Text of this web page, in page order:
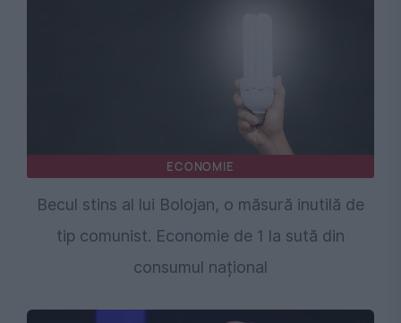
ECONOMIE
Becul stins al lui Bolojan, o măsură inutilă de
tip comunist. Economie de 1 la sută din
consumul național